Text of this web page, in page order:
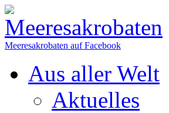
Meeresakrobaten auf Facebook
Aus aller Welt
Aktuelles